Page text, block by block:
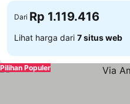
Dari Rp 1.119.416
Lihat harga dari 7 situs web
Pilihan Populer